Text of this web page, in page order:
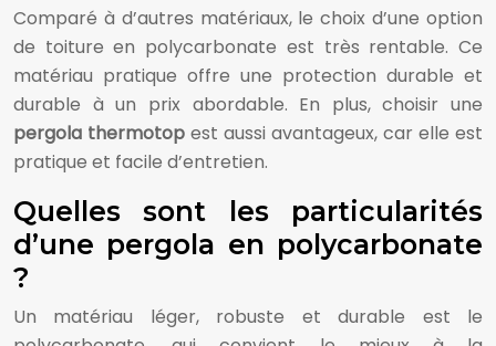
Comparé à d’autres matériaux, le choix d’une option
de toiture en polycarbonate est très rentable. Ce
matériau pratique offre une protection durable et
durable à un prix abordable. En plus, choisir une
pergola thermotop est aussi avantageux, car elle est
pratique et facile d’entretien.
Quelles sont les particularités
d’une pergola en polycarbonate
?
Un matériau léger, robuste et durable est le